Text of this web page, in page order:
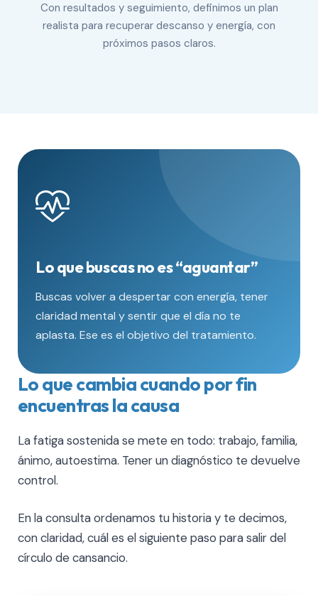
Con resultados y seguimiento, definimos un plan
realista para recuperar descanso y energía, con
próximos pasos claros.
Lo que buscas no es “aguantar”
Buscas volver a despertar con energía, tener
claridad mental y sentir que el día no te
aplasta. Ese es el objetivo del tratamiento.
Lo que cambia cuando por fin
encuentras la causa
La fatiga sostenida se mete en todo: trabajo, familia,
ánimo, autoestima. Tener un diagnóstico te devuelve
control.
En la consulta ordenamos tu historia y te decimos,
con claridad, cuál es el siguiente paso para salir del
círculo de cansancio.